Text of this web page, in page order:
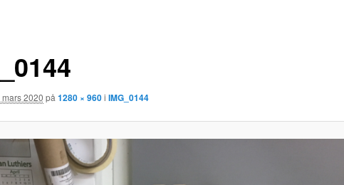
mars 2020 på 1280 × 960i IMG_0144